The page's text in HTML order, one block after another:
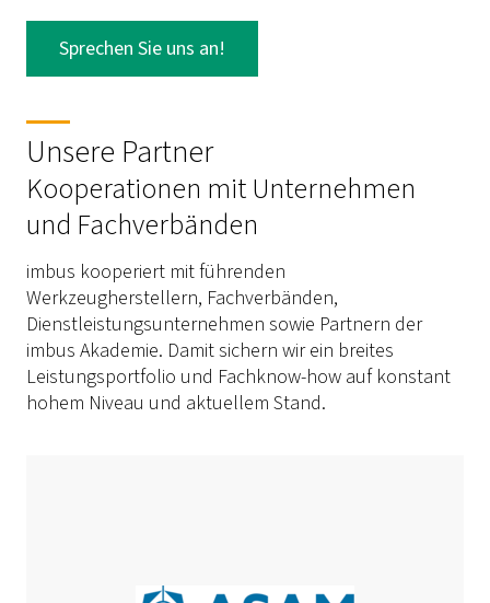
Sprechen Sie uns an!
Unsere Partner
Kooperationen mit Unternehmen
und Fachverbänden
imbus kooperiert mit führenden
Werkzeugherstellern, Fachverbänden,
Dienstleistungsunternehmen sowie Partnern der
imbus Akademie. Damit sichern wir ein breites
Leistungsportfolio und Fachknow-how auf konstant
hohem Niveau und aktuellem Stand.